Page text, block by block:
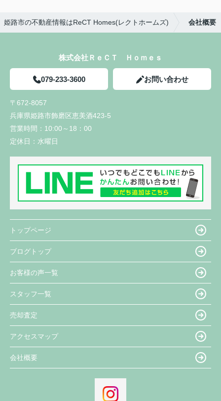
姫路市の不動産情報はReCT Homes(レクトホームズ) 会社概要
株式会社ＲｅＣＴ Ｈｏｍｅｓ
079-233-3600 お問い合わせ
〒672-8057
兵庫県姫路市飾磨区恵美酒423-5
営業時間： 10:00～18：00
定休日： 水曜日
トップページ
ブログトップ
お客様の声一覧
スタッフ一覧
売却査定
アクセスマップ
会社概要